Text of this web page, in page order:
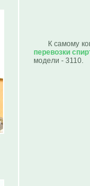
К самому
перевозки
модели - 3110.